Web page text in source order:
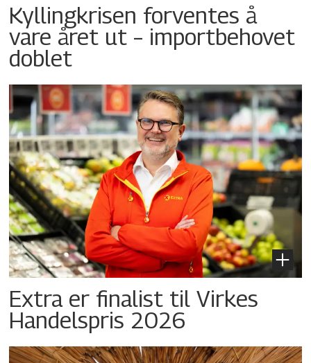
Kyllingkrisen forventes å
vare året ut – importbehovet
doblet
Extra er finalist til Virkes
Handelspris 2026